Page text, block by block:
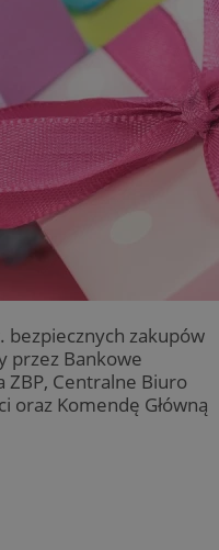
zakupów
przez Bankowe
Centralne Biuro
oraz Komendę Główną